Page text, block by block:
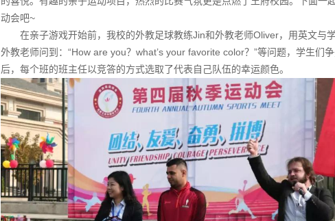
动会吧~
在亲子游戏开始前，我校的外教足球教练Jin和外教老师Oliver，用英文与
外教老师问到：“How are you？what’s your favorite color？”等问题，学生们
后，每个班的班主任以竞答的方式选取了代表自己队伍的幸运颜色。